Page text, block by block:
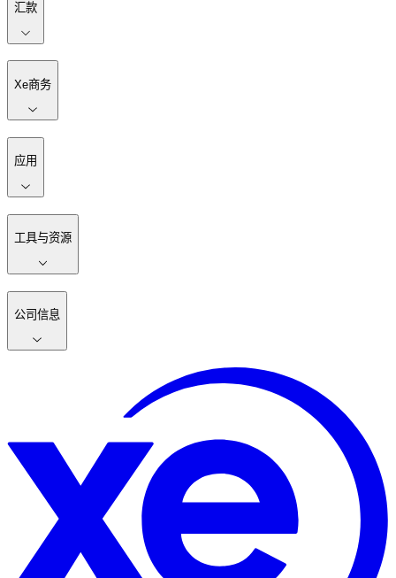
汇款
Xe商务
应用
工具与资源
公司信息